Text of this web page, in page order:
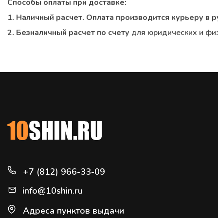
Способы оплаты при доставке:
1. Наличный расчет. Оплата производится курьеру в
2. Безналичный расчет по счету для юридических и
+7 (812) 966-33-09
info@10shin.ru
Адреса пунктов выдачи